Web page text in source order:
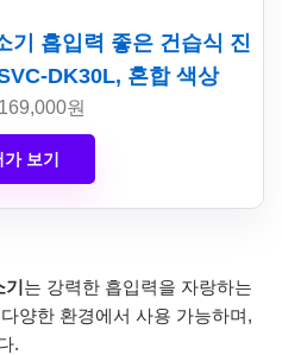
기 흡입력 좋은 건습식 진
DK30L, 혼합 색상
원
보기
기는 강력한 흡입력을 자랑하는
양한 환경에서 사용 가능하며,
.